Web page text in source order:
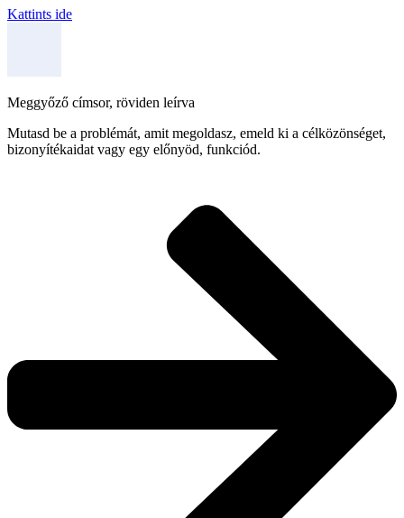
Kattints ide
Meggyőző címsor, röviden leírva
Mutasd be a problémát, amit megoldasz, emeld ki a célközönséget,
bizonyítékaidat vagy egy előnyöd, funkciód.